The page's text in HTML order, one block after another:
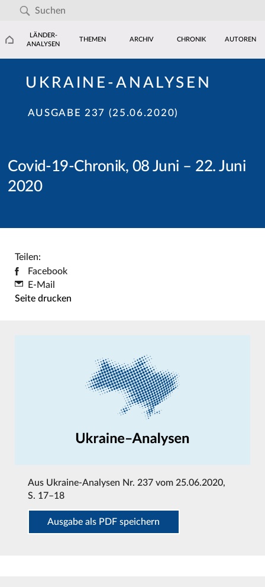
LÄNDER-
ANALYSEN
THEMEN ARCHIV CHRONIK AUTOREN
UKRAINE-ANALYSEN
AUSGABE 237 (25.06.2020)
Covid-19-Chronik, 08 Juni – 22. Juni
2020
Teilen:
Facebook
E-Mail
Seite drucken
Aus Ukraine-Analysen Nr. 237 vom 25.06.2020,
S. 17–18
Ausgabe als PDF speichern